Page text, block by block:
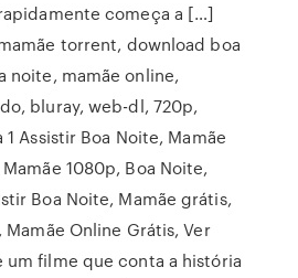
começa a […]
torrent, download boa
noite, mamãe online,
bluray, web-dl, 720p,
Assistir Boa Noite, Mamãe
1080p, Boa Noite,
Boa Noite, Mamãe grátis,
Online Grátis, Ver
um filme que conta a história